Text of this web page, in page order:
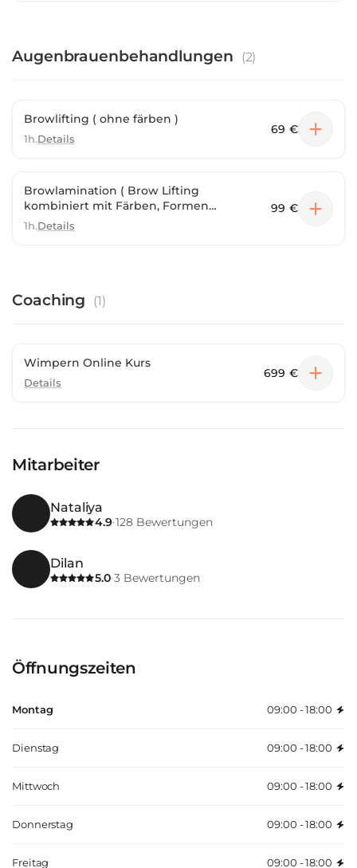
Augenbrauenbehandlungen (2)
Browlifting ( ohne färben )
1h.Details
69 €
Browlamination ( Brow Lifting
kombiniert mit Färben, Formen
und Entwachsen der
Augenbrauen – für volle,
1h.Details
99 €
Coaching (1)
Wimpern Online Kurs
Details
699 €
Mitarbeiter
Nataliya
4.9·128 Bewertungen
Dilan
5.0·3 Bewertungen
Öffnungszeiten
Montag 09:00 - 18:00
Dienstag 09:00 - 18:00
Mittwoch 09:00 - 18:00
Donnerstag 09:00 - 18:00
Freitag 09:00 - 18:00